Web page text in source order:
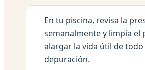
En tu piscina, revisa la
semanalmente y limpia
alargar la vida útil de
depuración.